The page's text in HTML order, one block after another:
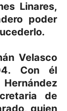
Linares,
poder
Velasco
Con él
de
quien